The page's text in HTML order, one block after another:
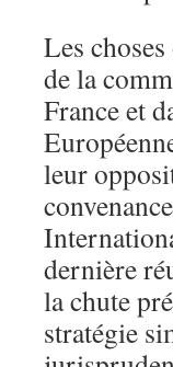
Les
de la
France et
leur
dernière
la chute
stratégie